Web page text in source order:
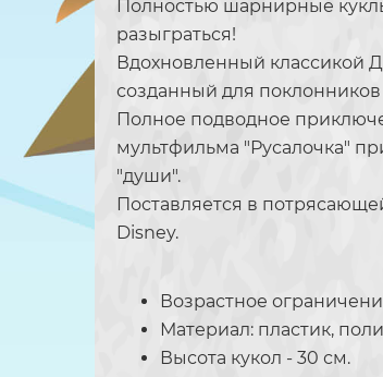
Полностью шарнирные
разыграться!
Вдохновленный классикой
созданный для
Полное подводное
мультфильма "Русалочка"
"души".
Поставляется в
Disney.
Возрастное
Материал: пластик,
Высота кукол - 30 см.